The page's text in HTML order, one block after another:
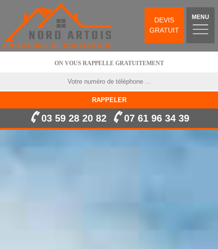
DEVIS
GRATUIT
MENU
ON VOUS RAPPELLE GRATUITEMENT
03 59 28 20 82 07 61 96 34 39